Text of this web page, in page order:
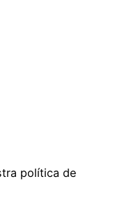
política de